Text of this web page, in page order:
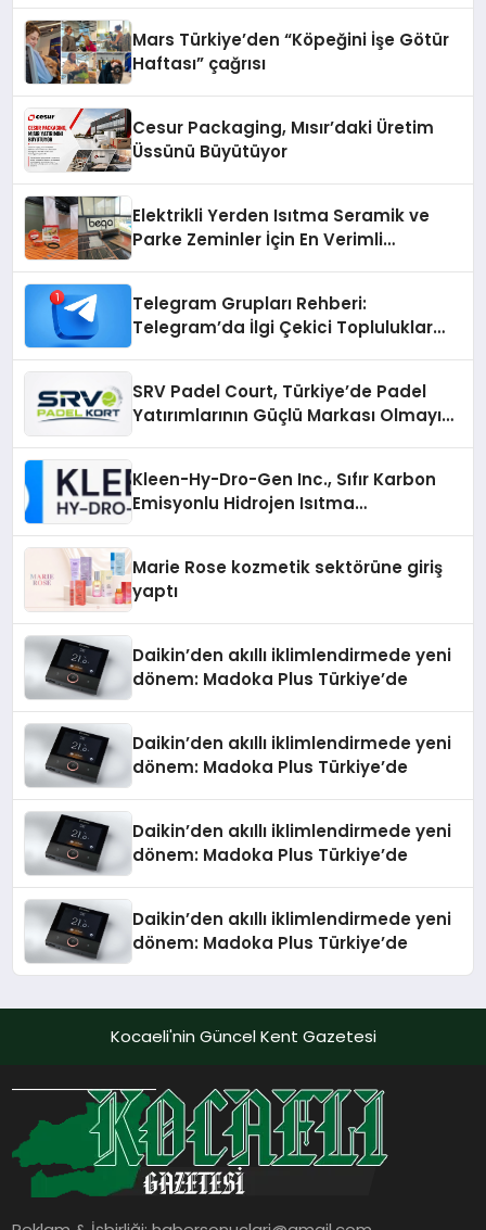
Mars Türkiye’den “Köpeğini İşe Götür
Haftası” çağrısı
Cesur Packaging, Mısır’daki Üretim
Üssünü Büyütüyor
Elektrikli Yerden Isıtma Seramik ve
Parke Zeminler İçin En Verimli
Telegram Grupları Rehberi:
Telegram’da İlgi Çekici Topluluklar
SRV Padel Court, Türkiye’de Padel
Yatırımlarının Güçlü Markası Olmayı
Kleen-Hy-Dro-Gen Inc., Sıfır Karbon
Emisyonlu Hidrojen Isıtma
Marie Rose kozmetik sektörüne giriş
yaptı
Daikin’den akıllı iklimlendirmede yeni
dönem: Madoka Plus Türkiye’de
Daikin’den akıllı iklimlendirmede yeni
dönem: Madoka Plus Türkiye’de
Daikin’den akıllı iklimlendirmede yeni
dönem: Madoka Plus Türkiye’de
Daikin’den akıllı iklimlendirmede yeni
dönem: Madoka Plus Türkiye’de
Kocaeli'nin Güncel Kent Gazetesi